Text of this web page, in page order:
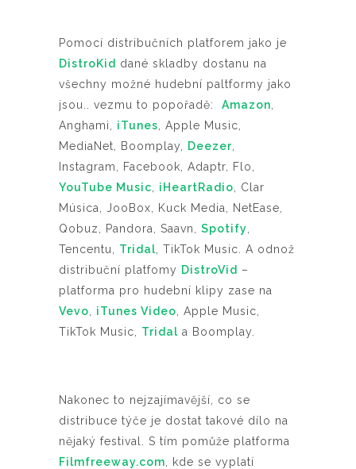
Pomocí distribučních platforem jako je
DistroKid dané skladby dostanu na
všechny možné hudební paltformy jako
jsou.. vezmu to popořadě: Amazon
Anghami, iTunes , Apple Music,
MediaNet, Boomplay,
Deezer
Instagram, Facebook, Adaptr, Flo,
YouTube Music
iHeartRadio , Clar
Música, JooBox, Kuck Media, NetEase,
Qobuz, Pandora, Saavn, Spotify
Tencentu, Tridal , TikTok Music. A odnož
distribuční platfomy DistroVid –
platforma pro hudební klipy zase na
Vevo
iTunes Video , Apple Music,
TikTok Music, Tridal a Boomplay.
Nakonec to nejzajímavější, co se
distribuce týče je dostat takové dílo na
nějaký festival. S tím pomůže platforma
Filmfreeway.com , kde se vyplatí